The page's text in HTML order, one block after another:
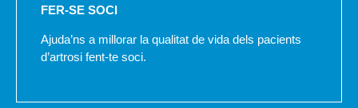
FER-SE SOCI
Ajuda’ns a millorar la qualitat de vida dels pacients
d’artrosi fent-te soci.